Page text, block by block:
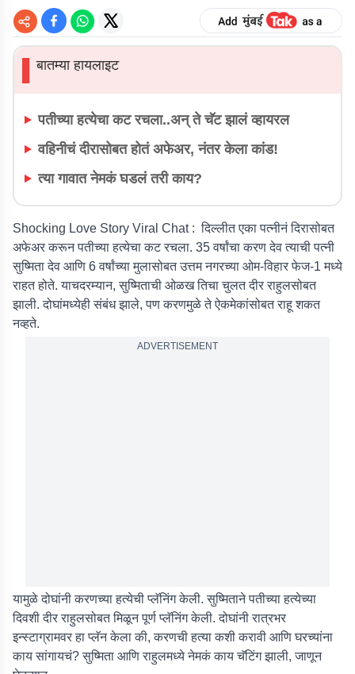
▌बातम्या हायलाइट
पतीच्या हत्येचा कट रचला..अन् ते चॅट झालं व्हायरल
वहिनीचं दीरासोबत होतं अफेअर, नंतर केला कांड!
त्या गावात नेमकं घडलं तरी काय?
Shocking Love Story Viral Chat : दिल्लीत एका पत्नीनं दिरासोबत
अफेअर करून पतीच्या हत्येचा कट रचला. 35 वर्षांचा करण देव त्याची पत्नी
सुष्मिता देव आणि 6 वर्षांच्या मुलासोबत उत्तम नगरच्या ओम-विहार फेज-1 मध्ये
राहत होते. याचदरम्यान, सुष्मिताची ओळख तिचा चुलत दीर राहुलसोबत
झाली. दोघांमध्येही संबंध झाले, पण करणमुळे ते ऐकमेकांसोबत राहू शकत
नव्हते.
ADVERTISEMENT
यामुळे दोघांनी करणच्या हत्येची प्लॅनिंग केली. सुष्मिताने पतीच्या हत्येच्या
दिवशी दीर राहुलसोबत मिळून पूर्ण प्लॅनिंग केली. दोघांनी रात्रभर
इन्स्टाग्रामवर हा प्लॅन केला की, करणची हत्या कशी करावी आणि घरच्यांना
काय सांगायचं? सुष्मिता आणि राहुलमध्ये नेमकं काय चॅटिंग झाली, जाणून